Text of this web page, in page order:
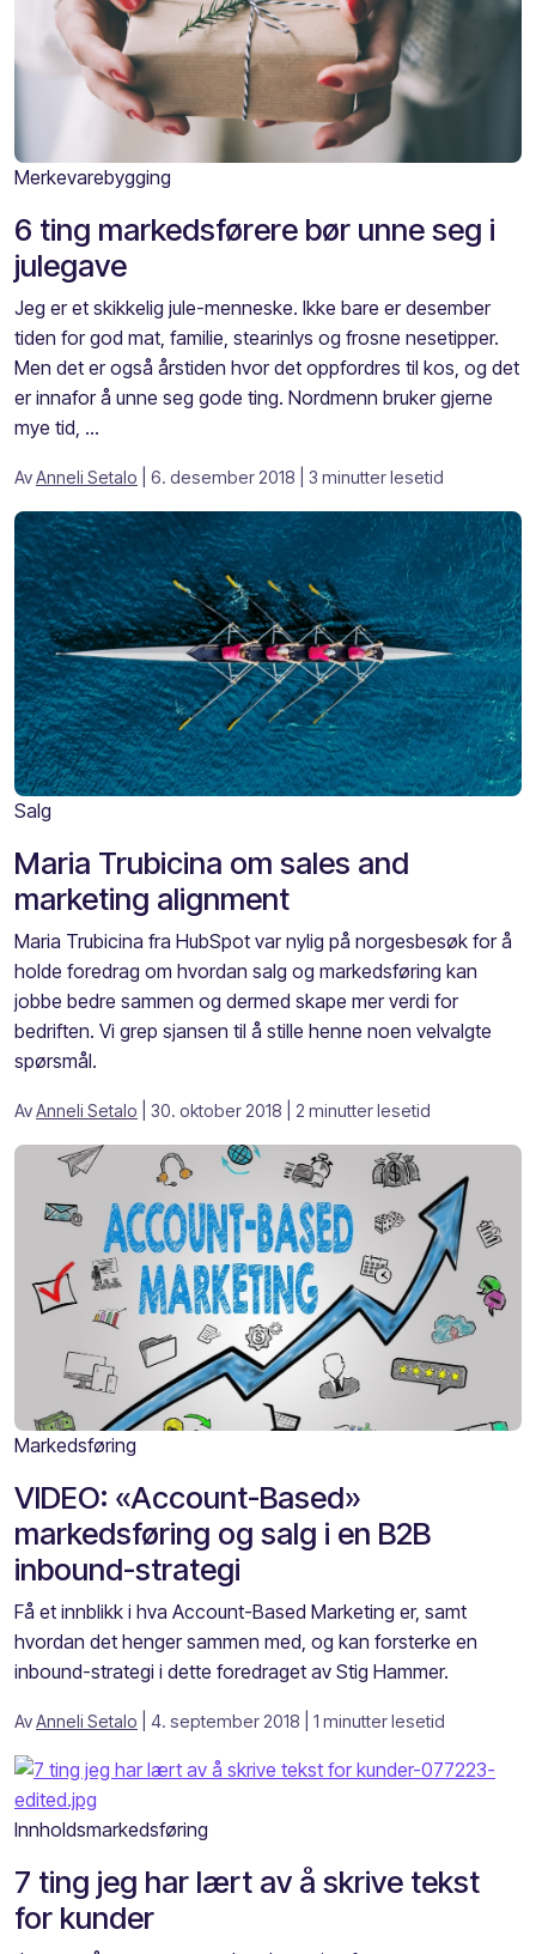
Merkevarebygging
6 ting markedsførere bør unne seg i
julegave
Jeg er et skikkelig jule-menneske. Ikke bare er desember
tiden for god mat, familie, stearinlys og frosne nesetipper.
Men det er også årstiden hvor det oppfordres til kos, og det
er innafor å unne seg gode ting. Nordmenn bruker gjerne
mye tid, ...
AvAnneli Setalo | 6. desember 2018 | 3 minutter lesetid
Salg
Maria Trubicina om sales and
marketing alignment
Maria Trubicina fra HubSpot var nylig på norgesbesøk for å
holde foredrag om hvordan salg og markedsføring kan
jobbe bedre sammen og dermed skape mer verdi for
bedriften. Vi grep sjansen til å stille henne noen velvalgte
spørsmål.
AvAnneli Setalo | 30. oktober 2018 | 2 minutter lesetid
Markedsføring
VIDEO: «Account-Based»
markedsføring og salg i en B2B
inbound-strategi
Få et innblikk i hva Account-Based Marketing er, samt
hvordan det henger sammen med, og kan forsterke en
inbound-strategi i dette foredraget av Stig Hammer.
AvAnneli Setalo | 4. september 2018 | 1 minutter lesetid
Innholdsmarkedsføring
7 ting jeg har lært av å skrive tekst
for kunder